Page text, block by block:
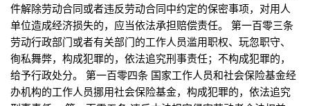
件解除劳动合同或者违反劳动合同中约定的保密事项，对用人
单位造成经济损失的，应当依法承担赔偿责任。 第一百零三条
劳动行政部门或者有关部门的工作人员滥用职权、玩忽职守、
徇私舞弊，构成犯罪的，依法追究刑事责任；不构成犯罪的，
给予行政处分。 第一百零四条 国家工作人员和社会保险基金经
办机构的工作人员挪用社会保险基金，构成犯罪的，依法追究